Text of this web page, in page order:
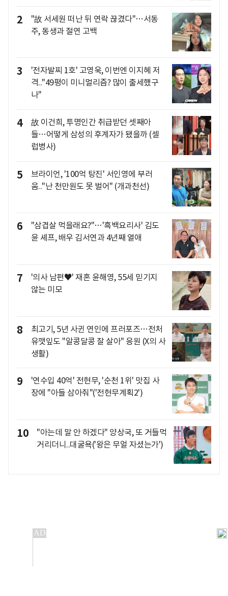
2
"故 서세원 떠난 뒤 연락 끊겼다"…서동
주, 동생과 절연 고백
3
'전자발찌 1호' 고영욱, 이번엔 이지혜 저
격.."49평이 미니멀리즘? 많이 출세했구
나"
4
故 이건희, 투명인간 취급받던 셋째아
들…어떻게 삼성의 후계자가 됐을까 (셀
럽병사)
5
브라이언, '100억 탕진' 서인영에 부러
움.."난 천만원도 못 벌어" (개과천선)
6
"삼겹살 먹을래요?"…'흑백요리사' 김도
윤 셰프, 배우 김서연과 4년째 열애
7
'의사 남편♥' 재혼 윤해영, 55세 믿기지
않는 미모
8
최고기, 5년 사귄 연인에 프러포즈…전처
유깻잎도 "알콩달콩 잘 살아" 응원 (X의 사
생활)
9
'연수입 40억' 전현무, '순천 1위' 맛집 사
장에 "아들 삼아줘"('전현무계획2')
10
"아는데 말 안 하겠다" 양상국, 또 거들먹
거리더니..대굴욕('왕은 무얼 자셨는가')